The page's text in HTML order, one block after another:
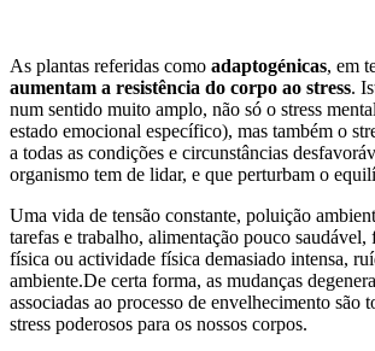
As plantas referidas como adaptogénicas, em
aumentam a resistência do corpo ao stress.
num sentido muito amplo, não só o stress
estado emocional específico), mas também o
a todas as condições e circunstâncias
organismo tem de lidar, e que perturbam o
Uma vida de tensão constante, poluição
tarefas e trabalho, alimentação pouco saudável,
física ou actividade física demasiado intensa,
ambiente.De certa forma, as mudanças
associadas ao processo de envelhecimento são
stress poderosos para os nossos corpos.